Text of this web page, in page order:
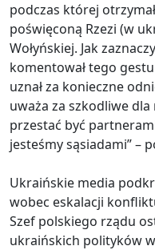
podczas której
poświęconą Rzezi (w
Wołyńskiej. Jak
komentował tego
uznał za konieczne
uważa za szkodliwe
przestać być
jesteśmy sąsiadami” –
Ukraińskie media
wobec eskalacji
Szef polskiego rządu
ukraińskich polityków